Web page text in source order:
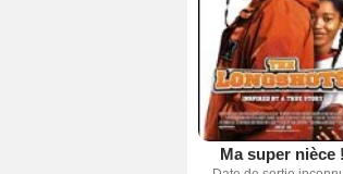
Ma super nièce !